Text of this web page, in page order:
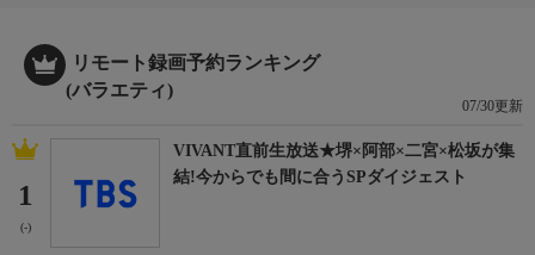
リモート録画予約ランキング
(バラエティ)
07/30更新
1
(-)
VIVANT直前生放送★堺×阿部×二宮×松坂が集
結!今からでも間に合うSPダイジェスト